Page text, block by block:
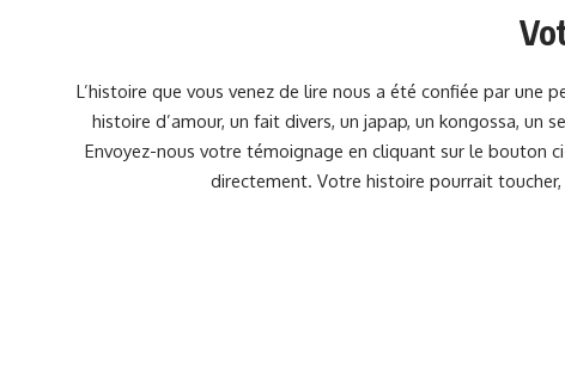
L’histoire que vous venez de lire nous a été confiée par une
histoire d’amour, un fait divers, un japap, un kongossa, un
Envoyez-nous votre témoignage en cliquant sur le bouton
directement. Votre histoire pourrait